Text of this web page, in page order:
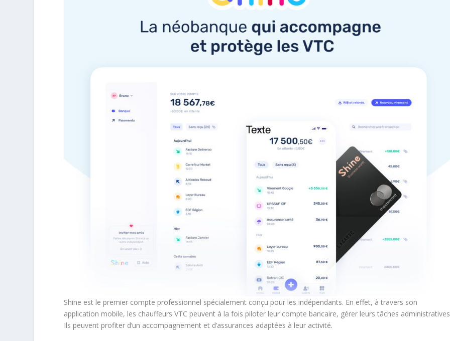
Shine est le premier compte professionnel spécialement conçu pour les indépendants. En effet, à travers son
application mobile, les chauffeurs VTC peuvent à la fois piloter leur compte bancaire, gérer leurs tâches
Ils peuvent profiter d’un accompagnement et d’assurances adaptées à leur activité.